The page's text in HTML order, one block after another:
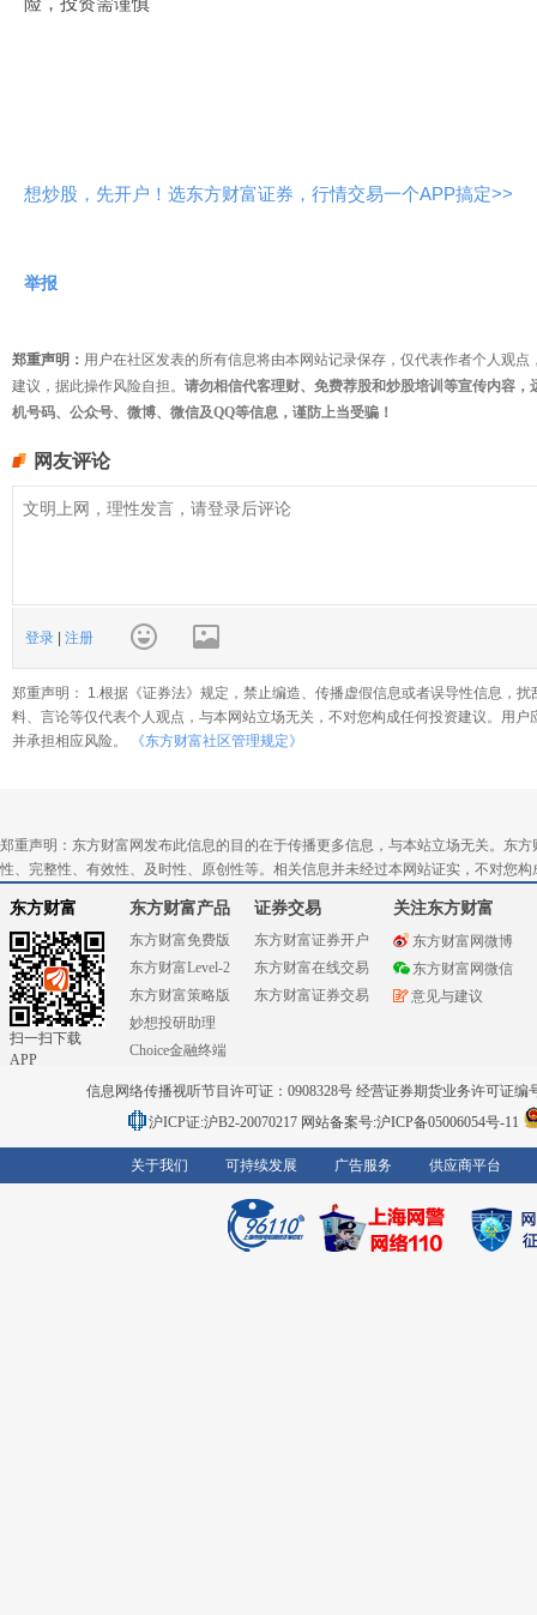
想炒股，先开户！选东方财富证券，行情交易一个APP搞定>>
举报
郑重声明： 用户在社区发表的所有信息将由本网站记录保存，仅代表作者个人观
建议，据此操作风险自担。 请勿相信代客理财、免费荐股和炒股培训等宣传内容
机号码、公众号、微博、微信及QQ等信息，谨防上当受骗！
网友评论
登录 注册
郑重声明： 1.根据《证券法》规定，禁止编造、传播虚假信息或者误导性信息，
料、言论等仅代表个人观点，与本网站立场无关，不对您构成任何投资建议。用
并承担相应风险。
《东方财富社区管理规定》
郑重声明：东方财富网发布此信息的目的在于传播更多信息，与本站立场无关。东
性、完整性、有效性、及时性、原创性等。相关信息并未经过本网站证实，不对您
东方财富
扫一扫下载
APP
东方财富产品
东方财富免费版
东方财富Level-2
东方财富策略版
妙想投研助理
Choice金融终端
证券交易
东方财富证券开户
东方财富在线交易
东方财富证券交易
关注东方财富
东方财富网微博
东方财富网微信
意见与建议
信息网络传播视听节目许可证：0908328号 经营证券期货业务许可证编
沪ICP证:沪B2-20070217 网站备案号:沪ICP备05006054号-11
关于我们 可持续发展 广告服务 供应商平台